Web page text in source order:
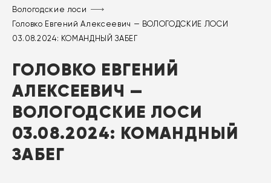
Вологодские лоси
Головко Евгений Алексеевич — ВОЛОГОДСКИЕ ЛОСИ
03.08.2024: КОМАНДНЫЙ ЗАБЕГ
ГОЛОВКО ЕВГЕНИЙ
АЛЕКСЕЕВИЧ —
ВОЛОГОДСКИЕ ЛОСИ
03.08.2024: КОМАНДНЫЙ
ЗАБЕГ